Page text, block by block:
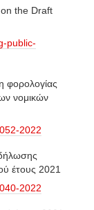
the Draft
public-
νομικών
2022
έτους 2021
2022